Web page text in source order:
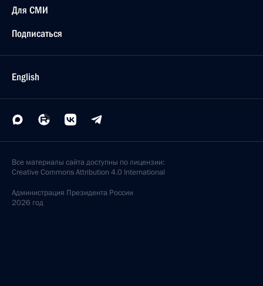
Для СМИ
Подписаться
English
Все материалы сайта доступны по лицензии:
Creative Commons Attribution 4.0 International
Администрация Президента России
2026 год